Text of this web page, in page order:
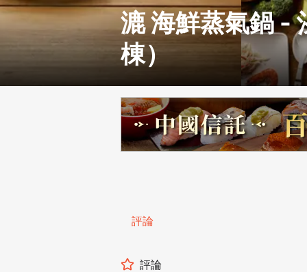
漉 海鮮蒸氣鍋 -
棟）
評論
評論